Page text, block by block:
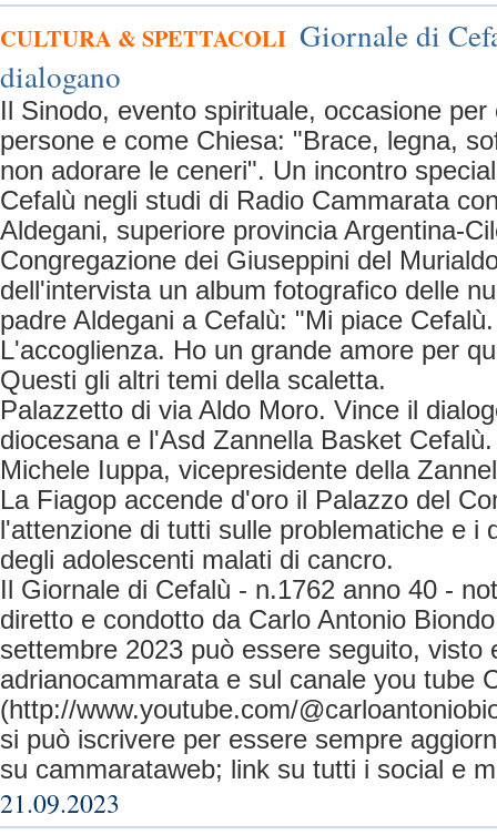
CULTURA & SPETTACOLI Giornale di
dialogano
Il Sinodo, evento spirituale, occasione
persone e come Chiesa: "Brace, legna,
non adorare le ceneri". Un incontro
Cefalù negli studi di Radio Cammarata
Aldegani, superiore provincia Argentina-
Congregazione dei Giuseppini del
dell'intervista un album fotografico delle
padre Aldegani a Cefalù: "Mi piace
L'accoglienza. Ho un grande amore per
Questi gli altri temi della scaletta.
Palazzetto di via Aldo Moro. Vince il
diocesana e l'Asd Zannella Basket
Michele Iuppa, vicepresidente della
La Fiagop accende d'oro il Palazzo del
l'attenzione di tutti sulle problematiche e i
degli adolescenti malati di cancro.
Il Giornale di Cefalù - n.1762 anno 40 -
diretto e condotto da Carlo Antonio
settembre 2023 può essere seguito, visto
adrianocammarata e sul canale you tube
(http://www.youtube.com/
si può iscrivere per essere sempre
su cammarataweb; link su tutti i social e
21.09.2023